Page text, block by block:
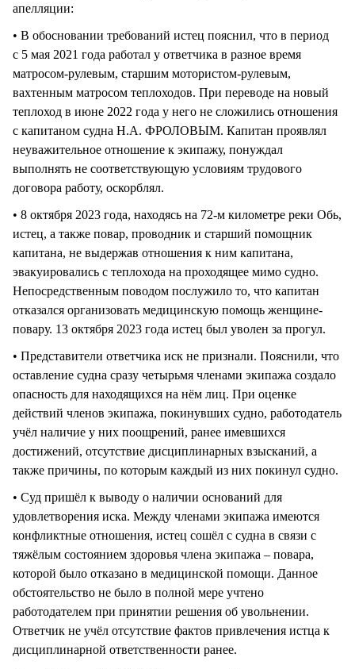
апелляции:
• В обосновании требований истец пояснил, что в период
с 5 мая 2021 года работал у ответчика в разное время
матросом-рулевым, старшим мотористом-рулевым,
вахтенным матросом теплоходов. При переводе на новый
теплоход в июне 2022 года у него не сложились отношения
с капитаном судна Н.А. ФРОЛОВЫМ. Капитан проявлял
неуважительное отношение к экипажу, понуждал
выполнять не соответствующую условиям трудового
договора работу, оскорблял.
• 8 октября 2023 года, находясь на 72-м километре реки Обь,
истец, а также повар, проводник и старший помощник
капитана, не выдержав отношения к ним капитана,
эвакуировались с теплохода на проходящее мимо судно.
Непосредственным поводом послужило то, что капитан
отказался организовать медицинскую помощь женщине-
повару. 13 октября 2023 года истец был уволен за прогул.
• Представители ответчика иск не признали. Пояснили, что
оставление судна сразу четырьмя членами экипажа создало
опасность для находящихся на нём лиц. При оценке
действий членов экипажа, покинувших судно, работодатель
учёл наличие у них поощрений, ранее имевшихся
достижений, отсутствие дисциплинарных взысканий, а
также причины, по которым каждый из них покинул судно.
• Суд пришёл к выводу о наличии оснований для
удовлетворения иска. Между членами экипажа имеются
конфликтные отношения, истец сошёл с судна в связи с
тяжёлым состоянием здоровья члена экипажа – повара,
которой было отказано в медицинской помощи. Данное
обстоятельство не было в полной мере учтено
работодателем при принятии решения об увольнении.
Ответчик не учёл отсутствие фактов привлечения истца к
дисциплинарной ответственности ранее.